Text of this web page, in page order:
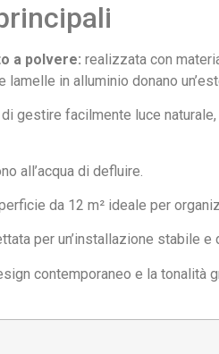
a polvere: realizzata con
in alluminio donano
gestire facilmente luce
all’acqua di defluire.
da 12 m² ideale per
per un’installazione stabile
contemporaneo e la tonalità